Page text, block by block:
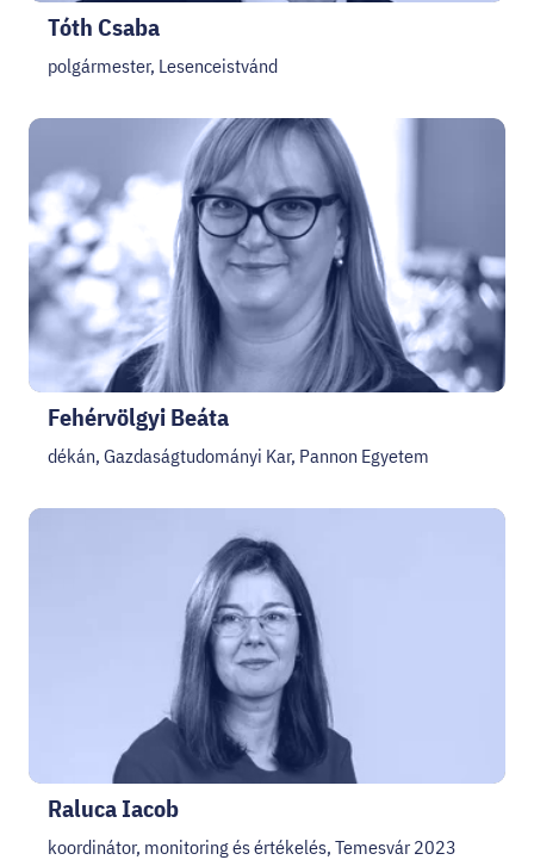
Tóth Csaba
polgármester, Lesenceistvánd
Fehérvölgyi Beáta
dékán, Gazdaságtudományi Kar, Pannon Egyetem
Raluca Iacob
koordinátor, monitoring és értékelés, Temesvár 2023